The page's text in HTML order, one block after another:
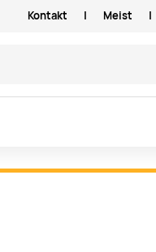
Kontakt | Meist |